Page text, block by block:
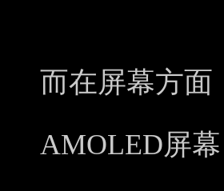
而在屏幕方面
AMOLED屏